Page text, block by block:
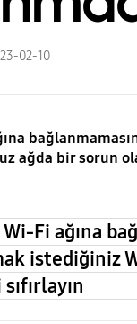
02-10
ağda bir sorun
Fi ağına
istediğiniz